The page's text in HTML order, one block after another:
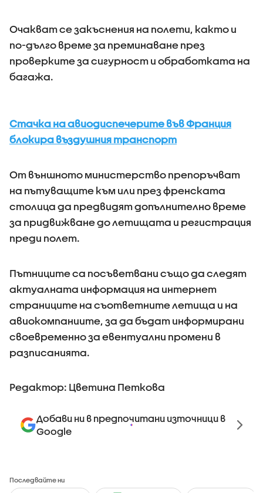
Очакват се закъснения на полети, както и
по-дълго време за преминаване през
проверките за сигурност и обработката на
багажа.
Стачка на авиодиспечерите във Франция
блокира въздушния транспорт
От външното министерство препоръчват
на пътуващите към или през френската
столица да предвидят допълнително време
за придвижване до летищата и регистрация
преди полет.
Пътниците са посъветвани също да следят
актуалната информация на интернет
страниците на съответните летища и на
авиокомпаниите, за да бъдат информирани
своевременно за евентуални промени в
разписанията.
Редактор: Цветина Петкова
Добави ни в предпочитани източници в
Google
Последвайте ни